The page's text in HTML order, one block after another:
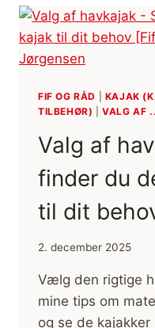
OG
BØGER]
FIF OG RÅD
KAJAK
TILBEHØR) |VALG AF
Valg af
finder du
til dit
2. december 2025
Vælg den rigtige
mine tips om
og se de